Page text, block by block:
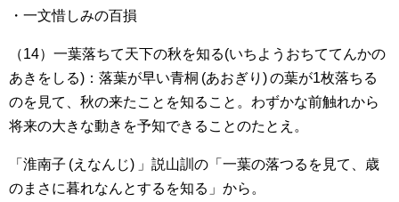
・一文惜しみの百損
（14）一葉落ちて天下の秋を知る(いちようおちててんかの
あきをしる)：落葉が早い青桐 (あおぎり) の葉が1枚落ちる
のを見て、秋の来たことを知ること。わずかな前触れから
将来の大きな動きを予知できることのたとえ。
「淮南子 (えなんじ) 」説山訓の「一葉の落つるを見て、歳
のまさに暮れなんとするを知る」から。